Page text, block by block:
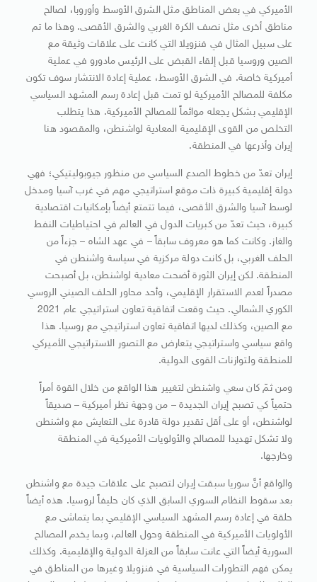
الأميركي في بعض المناطق مثل الشرق الأوسط وأوروبا، لصالح
مناطق أخرى مثل نصف الكرة الغربي والشرق الأقصى. وهذا ما تم
على سبيل المثال في فنزويلا التي كانت على علاقات وثيقة مع
الصين وروسيا قبل إلقاء القبض على الرئيس مادورو في عملية
أميركية خاصة. في الشرق الأوسط، عملية إعادة الانتشار سوف تكون
مكلفة للمصالح الأميركية لو تمت قبل إعادة رسم المشهد السياسي
الإقليمي بشكل يجعله موائماً للمصالح الأميركية. هذا يتطلب
التخلص من القوى الإقليمية المعادية لواشنطن، والمقصود هنا
إيران وأذرعها في المنطقة.
إيران تعدّ من خطوط الصدع السياسي من منظور جيوبوليتيكي؛ فهي
دولة إقليمية كبيرة ذات موقع استراتيجي مهم في غرب آسيا ومدخل
لوسط آسيا والشرق الأقصى، فيما تتمتع أيضاً بإمكانيات اقتصادية
كبيرة، حيث تعدّ من كبريات الدول في العالم في احتياطيات النفط
والغاز. وكانت كما هو معروف سابقاً – في عهد الشاه – جزءاً من
الحلف الغربي، بل كانت دولة مركزية في سياسة واشنطن في
المنطقة. لكن إيران الثورة أضحت معادية لواشنطن، بل أصبحت
مصدراً لعدم الاستقرار الإقليمي، وأحد محاور الحلف الصيني الروسي
الكوري الشمالي. حيث وقعت اتفاقية تعاون استراتيجي عام 2021
مع الصين، وكذلك لديها اتفاقية تعاون استراتيجي مع روسيا. هذا
واقع سياسي واستراتيجي يتعارض مع التصور الاستراتيجي الأميركي
للمنطقة ولتوازنات القوى الدولية.
ومن ثمّ كان سعي واشنطن لتغيير هذا الواقع من خلال القوة أمراً
حتمياً كي تصبح إيران الجديدة – من وجهة نظر أميركية – صديقاً
لواشنطن، أو على أقل تقدير دولة قادرة على التعايش مع واشنطن
ولا تشكل تهديدا للمصالح والأولويات الأميركية في المنطقة
وخارجها.
والواقع أنَّ سوريا سبقت إيران لتصبح على علاقات جيدة مع واشنطن
بعد سقوط النظام السوري السابق الذي كان حليفاً لروسيا. هذه أيضاً
حلقة في إعادة رسم المشهد السياسي الإقليمي بما يتماشى مع
الأولويات الأميركية في المنطقة وحول العالم، وبما يخدم المصالح
السورية أيضاً التي عانت سابقاً من العزلة الدولية والإقليمية. وكذلك
يمكن فهم التطورات السياسية في فنزويلا وغيرها من المناطق في